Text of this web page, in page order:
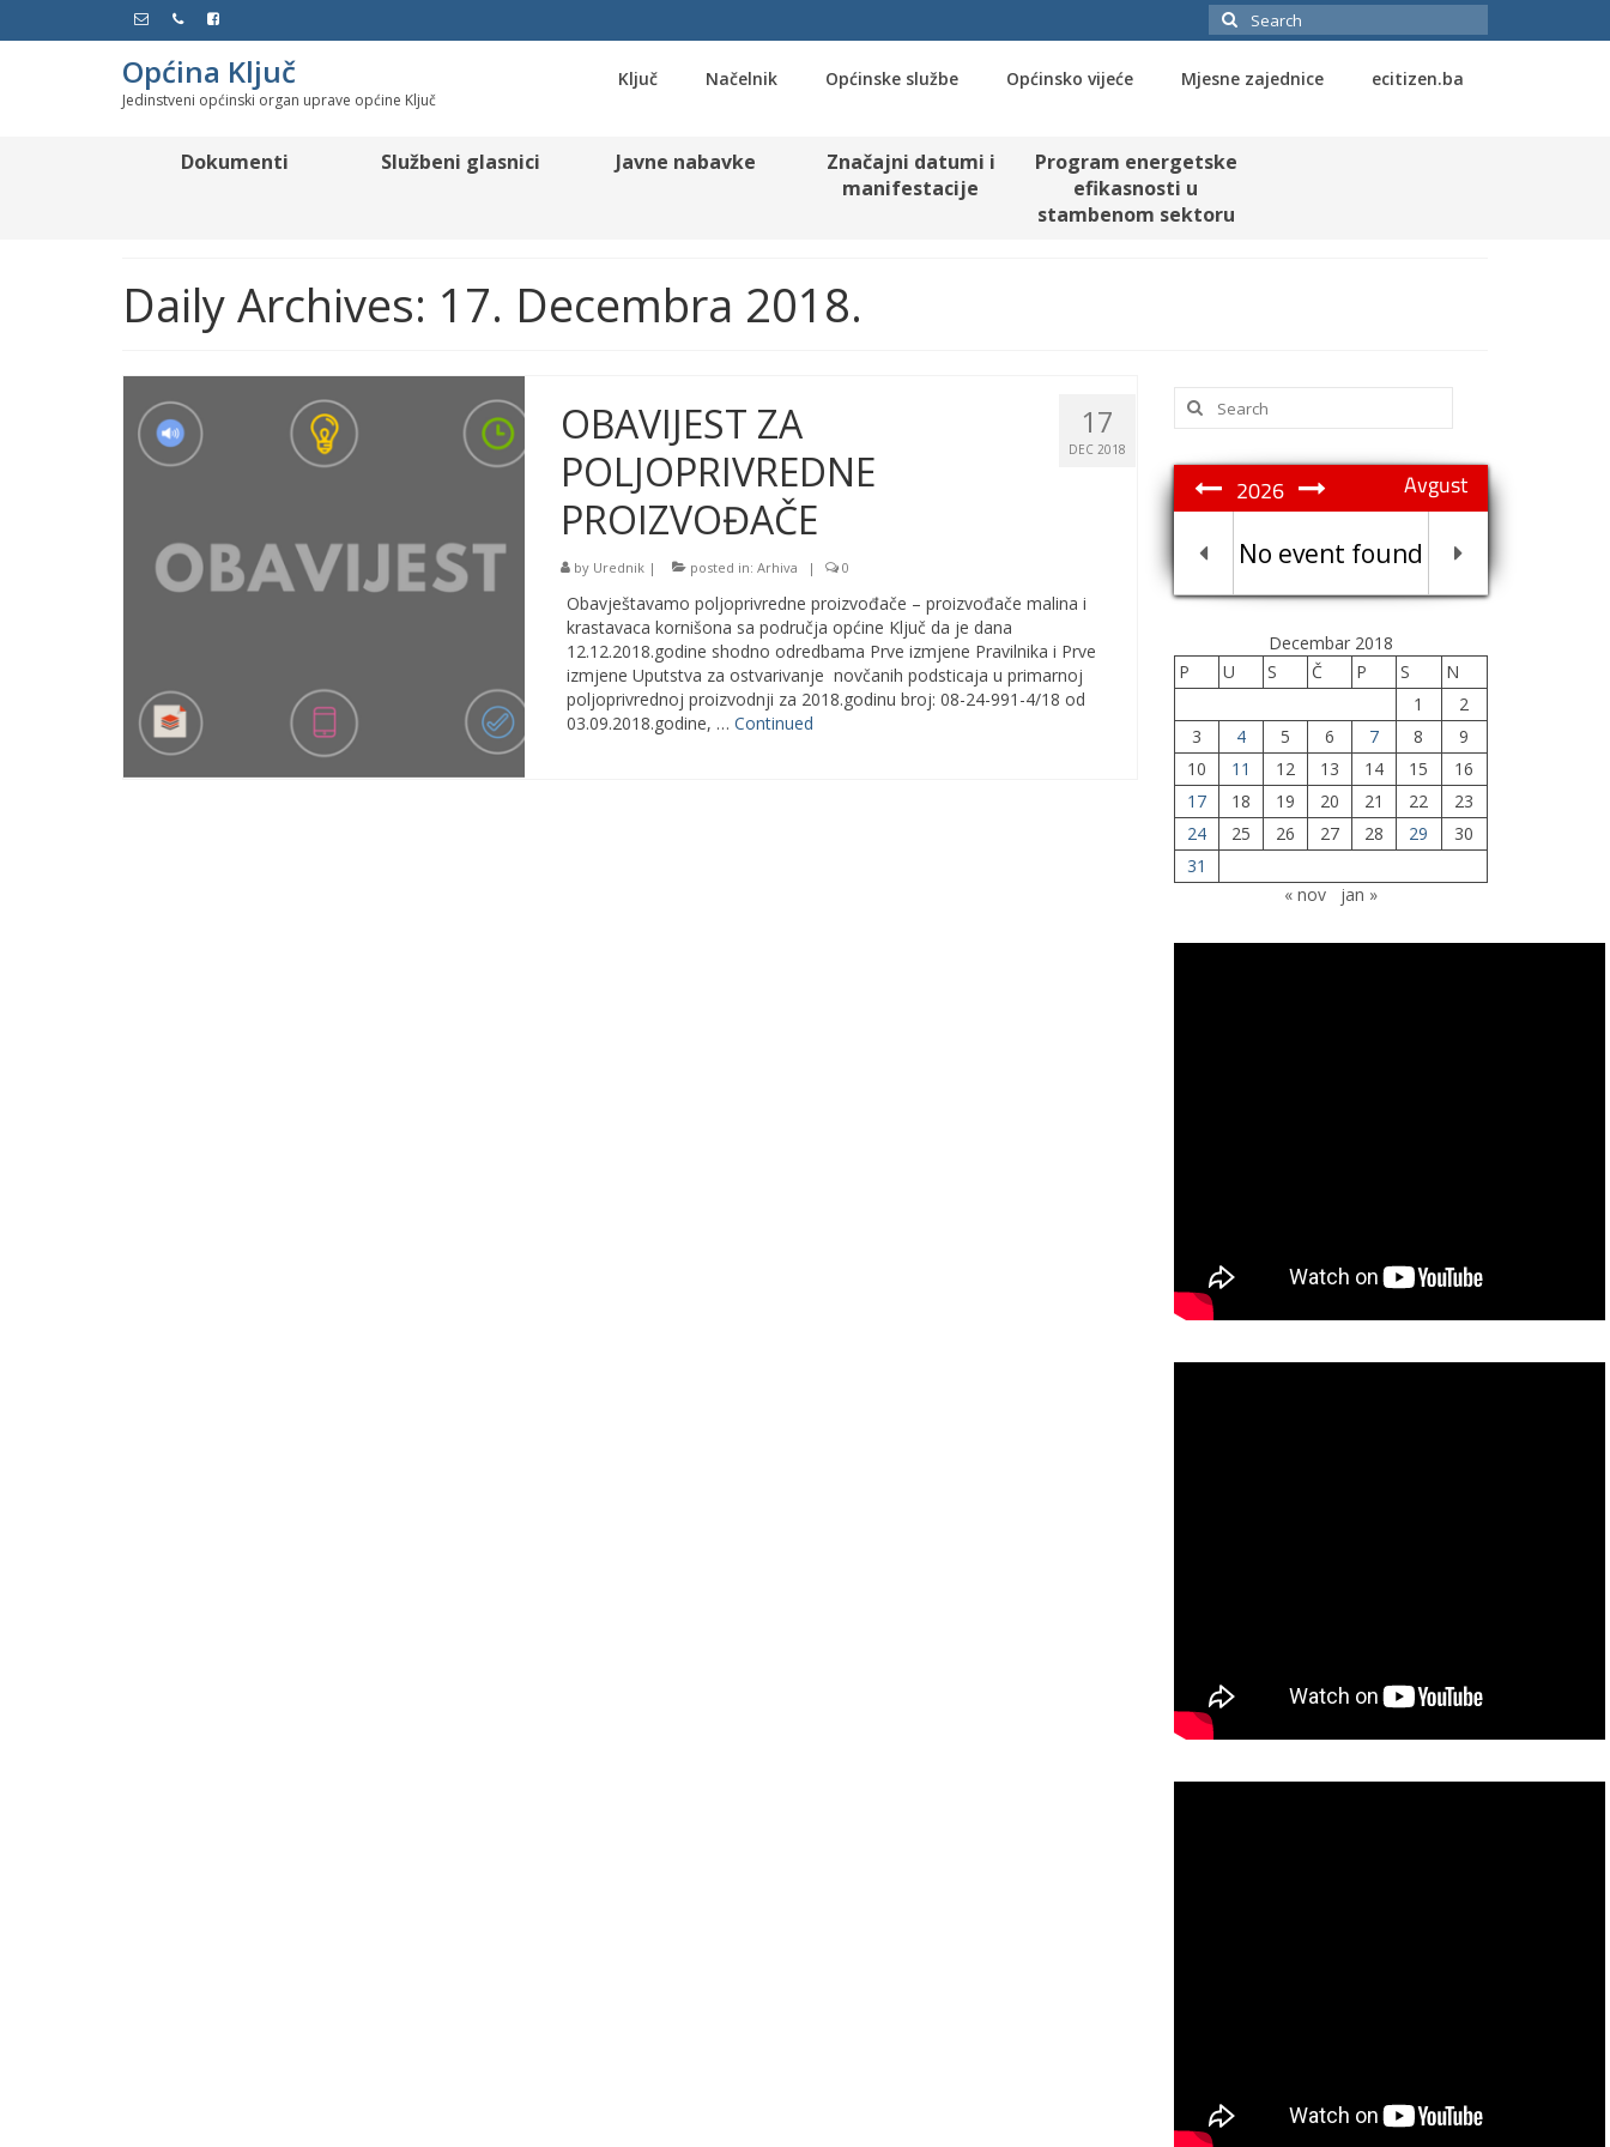
Search
for:
Općina Ključ
Jedinstveni općinski organ uprave općine Ključ
Ključ Načelnik Općinske službe Općinsko vijeće Mjesne zajednice ecitizen.ba
Dokumenti Službeni glasnici Javne nabavke
Značajni datumi i
manifestacije
Program energetske
efikasnosti u
stambenom sektoru
Daily Archives: 17. Decembra 2018.
17
DEC 2018
OBAVIJEST ZA
POLJOPRIVREDNE
PROIZVOĐAČE
by Urednik| posted in: Arhiva | 0
Obavještavamo poljoprivredne proizvođače – proizvođače malina i
krastavaca kornišona sa područja općine Ključ da je dana
12.12.2018.godine shodno odredbama Prve izmjene Pravilnika i Prve
izmjene Uputstva za ostvarivanje novčanih podsticaja u primarnoj
poljoprivrednoj proizvodnji za 2018.godinu broj: 08-24-991-4/18 od
03.09.2018.godine, … Continued
Search
for:
Avgust
2026
No event found
Decembar 2018
P
U S Č P S
N
1
2
3
4 5 6 7 8
9
10
11 12 13 14 15
16
17
18 19 20 21 22
23
24
25 26 27 28 29
30
31
« nov
jan »